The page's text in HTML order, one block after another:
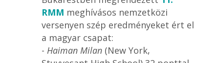
RMM meghívásos nemzetközi
versenyen szép eredményeket ért el
a magyar csapat:
- Haiman Milan(New York,